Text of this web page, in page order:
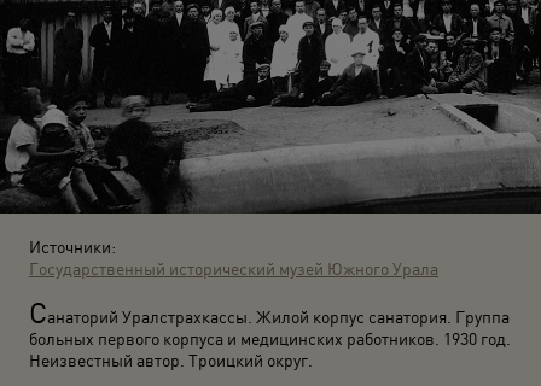
Источники:
Государственный исторический музей Южного Урала
Санаторий Уралстрахкассы. Жилой корпус санатория. Группа
больных первого корпуса и медицинских работников. 1930 год.
Неизвестный автор. Троицкий округ.